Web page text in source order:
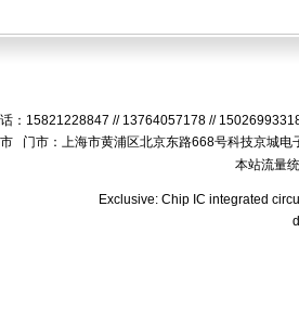
：15821228847 // 13764057178 //
门市：上海市黄浦区北京东路668号科技京城
本站流量
Exclusive: Chip IC integrated